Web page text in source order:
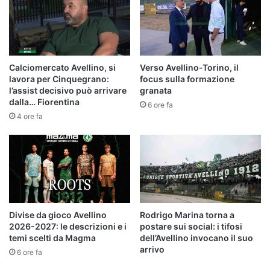
Calciomercato Avellino, si
lavora per Cinquegrano:
l’assist decisivo può arrivare
dalla… Fiorentina
4 ore fa
Verso Avellino-Torino, il
focus sulla formazione
granata
6 ore fa
Divise da gioco Avellino
2026-2027: le descrizioni e i
temi scelti da Magma
6 ore fa
Rodrigo Marina torna a
postare sui social: i tifosi
dell’Avellino invocano il suo
arrivo